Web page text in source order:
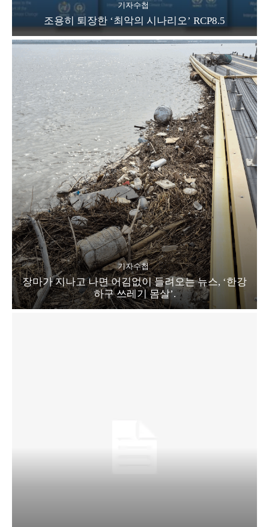
기자수첩
조용히 퇴장한 ‘최악의 시나리오’ RCP8.5
기자수첩
장마가 지나고 나면 어김없이 들려오는 뉴스, ‘한강
하구 쓰레기 몸살’.